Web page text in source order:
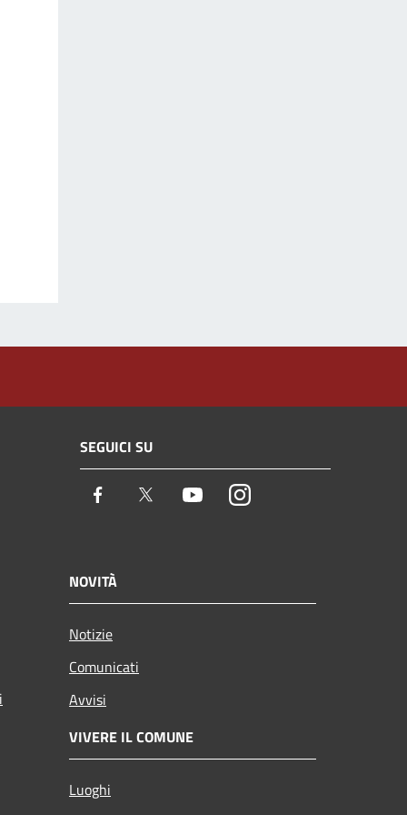
SEGUICI SU
Facebook Twitter YoutubeInstagram
NOVITÀ
Notizie
Comunicati
Avvisi
VIVERE IL COMUNE
Luoghi